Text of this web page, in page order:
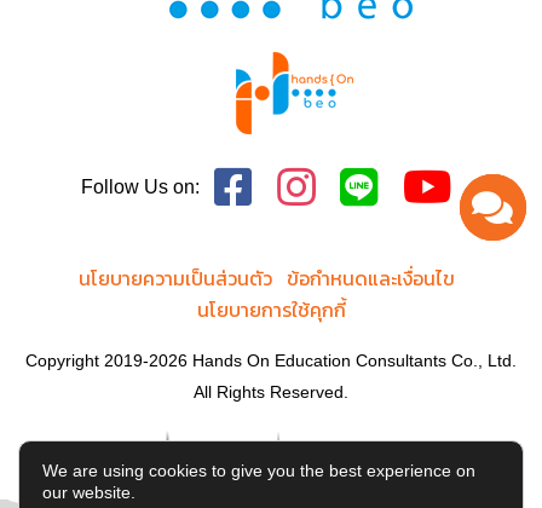
Follow Us on:
นโยบายความเป็นส่วนตัว ข้อกำหนดและเงื่อนไข
นโยบายการใช้คุกกี้
Copyright 2019-2026 Hands On Education Consultants Co., Ltd.
All Rights Reserved.
We are using cookies to give you the best experience on
our website.